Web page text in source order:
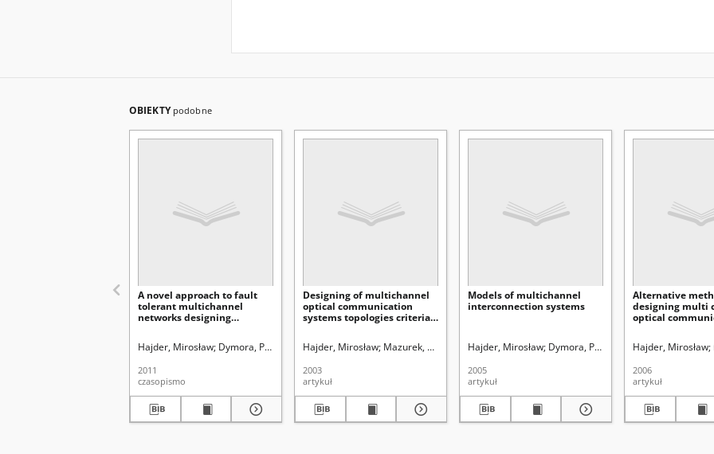
OBIEKTY podobne
A novel approach to fault
tolerant multichannel
networks designing
Hajder, Mirosław Dymora, Paweł Uniwersytet Marii Curie-Skłodowskiej (Lublin)
2011
czasopismo
Designing of multichannel
optical communication
systems topologies criteria
Hajder, Mirosław Mazurek, Mirosław Dymora, Paweł Uniwersytet Marii Curie-Skłodowskiej
2003
artykuł
Models of multichannel
interconnection systems
Hajder, Mirosław Dymora, Paweł Bolanowski, Marek
2005
artykuł
Alternative
designing multi
optical
Hajder, Mirosław
2006
artykuł